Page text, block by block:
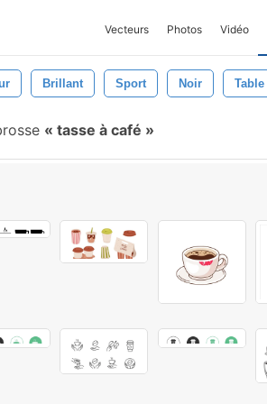
Vecteurs Photos Vidéo
Brillant Sport Noir Table
tasse à café